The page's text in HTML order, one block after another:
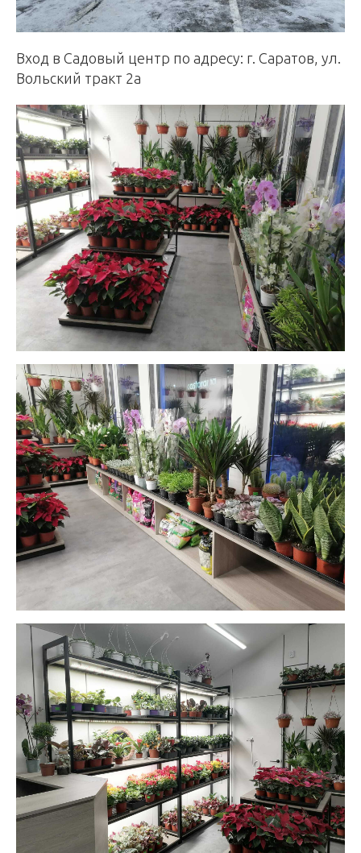
Вход в Садовый центр по адресу: г. Саратов, ул.
Вольский тракт 2а